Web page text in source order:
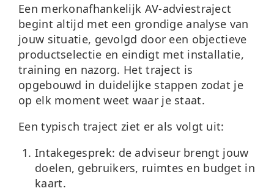
Een merkonafhankelijk AV-adviestraject
begint altijd met een grondige analyse van
jouw situatie, gevolgd door een objectieve
productselectie en eindigt met installatie,
training en nazorg. Het traject is
opgebouwd in duidelijke stappen zodat je
op elk moment weet waar je staat.
Een typisch traject ziet er als volgt uit:
Intakegesprek: de adviseur brengt jouw
doelen, gebruikers, ruimtes en budget in
kaart.